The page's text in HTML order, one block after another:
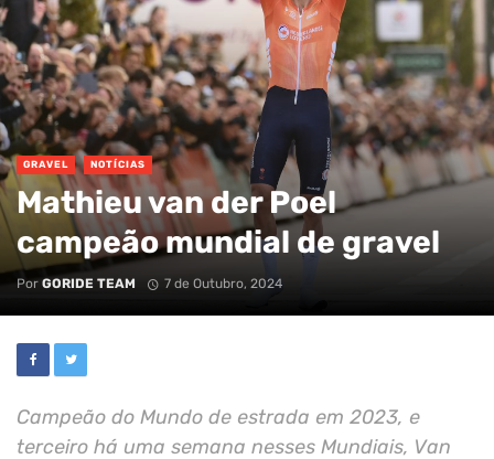
GRAVEL NOTÍCIAS
Mathieu van der Poel
campeão mundial de gravel
Por GORIDE TEAM 7 de Outubro, 2024
Campeão do Mundo de estrada em 2023, e
terceiro há uma semana nesses Mundiais, Van